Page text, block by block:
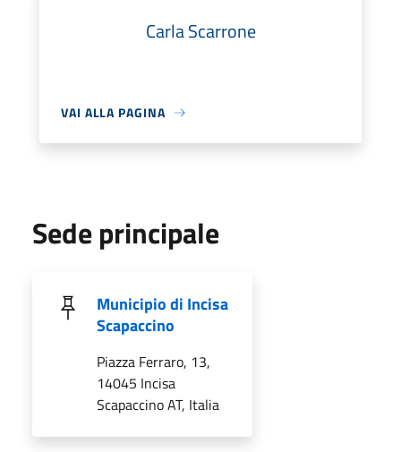
Carla Scarrone
VAI ALLA PAGINA
Sede principale
Municipio di Incisa
Scapaccino
Piazza Ferraro, 13,
14045 Incisa
Scapaccino AT, Italia